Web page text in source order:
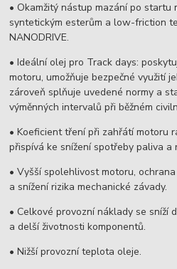
• Okamžitý nástup mazání po startu
syntetickým esterům a low-friction
NANODRIVE.
• Ideální olej pro Track days:
motoru, umožňuje bezpečné využití
zároveň splňuje uvedené normy a
výměnných intervalů při běžném
• Koeficient tření při zahřátí motoru
přispívá ke snížení spotřeby paliva a
• Vyšší spolehlivost motoru,
a snížení rizika mechanické závady.
• Celkové provozní náklady se sníží
a delší životnosti komponentů.
• Nižší provozní teplota oleje.